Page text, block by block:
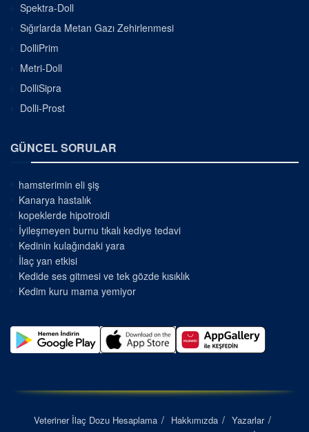
Spektra-Doll
Sığırlarda Metan Gazı Zehirlenmesi
DolliPrim
Metri-Doll
DolliSipra
Dolli-Prost
GÜNCEL SORULAR
hamsterimin eli şiş
Kanarya hastalık
kopeklerde hipotroidi
İyileşmeyen burnu tıkalı kediye tedavi
Kedinin kulağındaki yara
İlaç yan etkisi
Kedide ses gitmesi ve tek gözde kısıklık
Kedim kuru mama yemiyor
Veteriner İlaç Dozu Hesaplama Hakkımızda
Yazarlar